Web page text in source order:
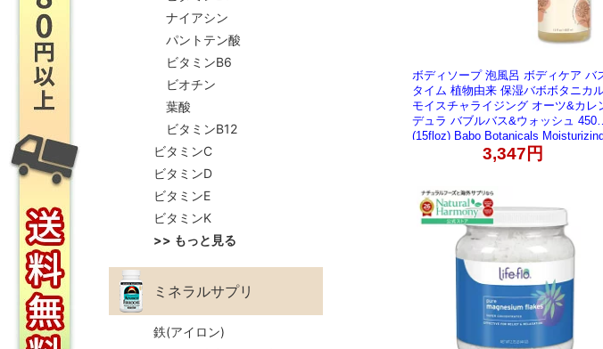
ボディソープ 泡風呂 ボディケア バ
タイム 植物由来 保湿バボボタニカ
モイスチャライジング オーツ&カレ
デュラ バブルバス&ウォッシュ
(15floz) Babo Botanicals
at & Calendula Bubble Bath & Wash 2
イン1 ハーブ【お取り寄せ商品】【合
3,347円